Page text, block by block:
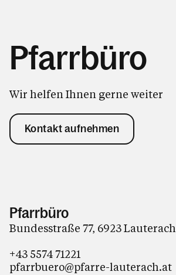
Pfarrbüro
Wir helfen Ihnen gerne weiter
Kontakt aufnehmen
Pfarrbüro
Bundesstraße 77, 6923 Lauterach
+43 5574 71221
pfarrbuero@pfarre-lauterach.at